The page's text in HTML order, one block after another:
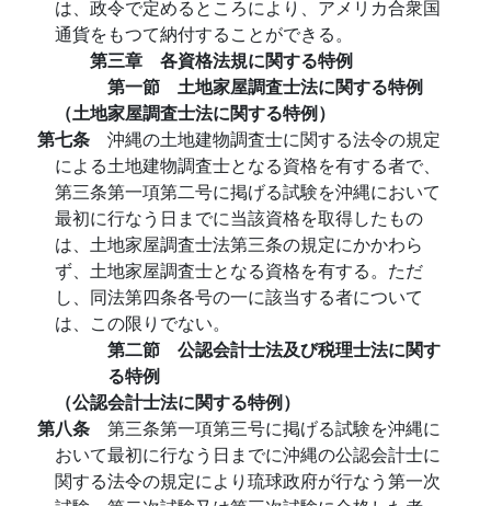
は、政令で定めるところにより、アメリカ合衆国
通貨をもつて納付することができる。
第三章 各資格法規に関する特例
第一節 土地家屋調査士法に関する特例
（土地家屋調査士法に関する特例）
第七条 沖縄の土地建物調査士に関する法令の規定
による土地建物調査士となる資格を有する者で、
第三条第一項第二号に掲げる試験を沖縄において
最初に行なう日までに当該資格を取得したもの
は、土地家屋調査士法第三条の規定にかかわら
ず、土地家屋調査士となる資格を有する。ただ
し、同法第四条各号の一に該当する者について
は、この限りでない。
第二節 公認会計士法及び税理士法に関す
る特例
（公認会計士法に関する特例）
第八条 第三条第一項第三号に掲げる試験を沖縄に
おいて最初に行なう日までに沖縄の公認会計士に
関する法令の規定により琉球政府が行なう第一次